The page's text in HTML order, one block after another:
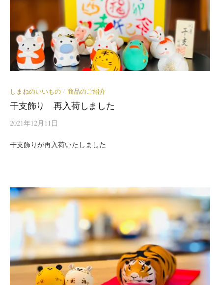
しまねのいいもの / 商品のご紹介
干支飾り 再入荷しました
2021年12月11日
干支飾りが再入荷いたしました